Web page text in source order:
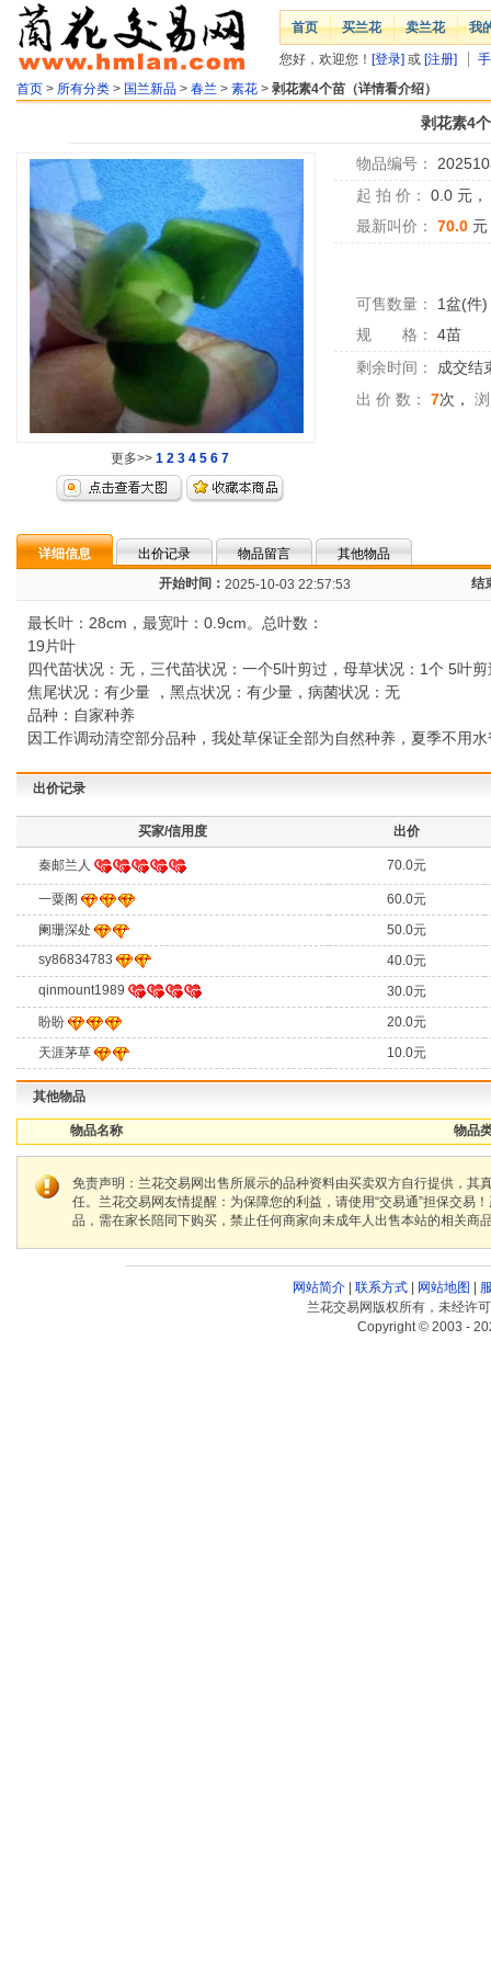
首页 买兰花 卖兰花 我
您好，欢迎您！ [登录] 或 [注册]
首页 > 所有分类 > 国兰新品 > 春兰 > 素花 > 剥花素4个苗（详情看介绍）
剥花素4
更多>> 1 2 3 4 5 6 7
物品编号：
起 拍 价：
0.0 元，
最新叫价：
70.0 元
可售数量： 1盆(件)
规 格：
4苗
剩余时间：
成交结
出 价 数：
7次，
详细信息 出价记录 物品留言
其他物品
开始时间： 2025-10-03 22:57:53 结
最长叶：28cm，最宽叶：0.9cm。总叶数：
19片叶
四代苗状况：无，三代苗状况：一个5叶剪过，母草状况：1个 5叶
焦尾状况：有少量 ，黑点状况：有少量，病菌状况：无
品种：自家种养
因工作调动清空部分品种，我处草保证全部为自然种养，夏季不用
出价记录
买家/信用度 出价
秦邮兰人 70.0元
一粟阁
60.0元
阑珊深处
50.0元
sy86834783
40.0元
qinmount1989
30.0元
盼盼
20.0元
天涯茅草
10.0元
其他物品
物品名称 物品
免责声明：兰花交易网出售所展示的品种资料由买卖双方自行提供，
任。兰花交易网友情提醒：为保障您的利益，请使用“交易通”担保交
品，需在家长陪同下购买，禁止任何商家向未成年人出售本站的相关商
网站简介| 联系方式| 网站地图
兰花交易网版权所有，未经许
Copyright © 2003 -